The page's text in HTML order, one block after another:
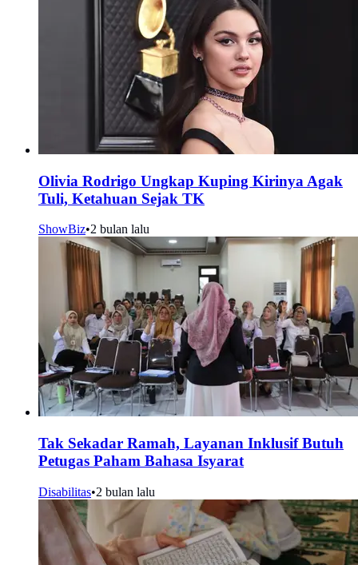
Olivia Rodrigo Ungkap Kuping Kirinya Agak
Tuli, Ketahuan Sejak TK
ShowBiz•2 bulan lalu
Tak Sekadar Ramah, Layanan Inklusif Butuh
Petugas Paham Bahasa Isyarat
Disabilitas•2 bulan lalu